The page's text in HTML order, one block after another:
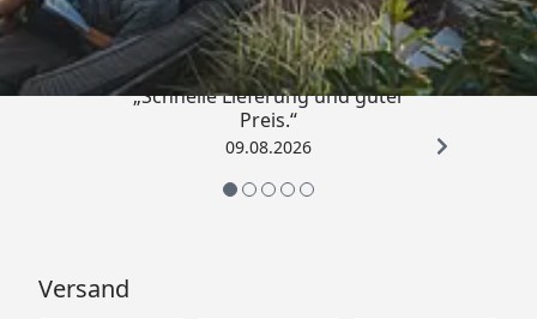
4,83/ 5
„Schnelle Lieferung und guter
Preis.“
09.08.2026
Versand